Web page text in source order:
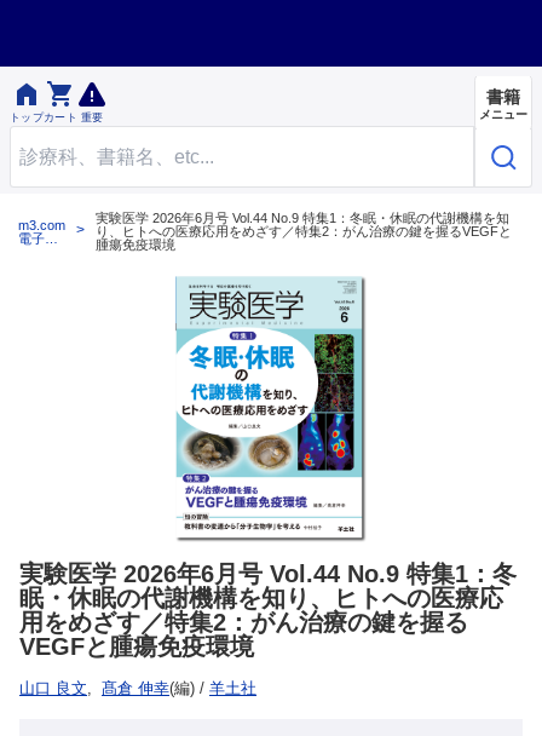

トップ

カート 重要
書籍
メニュー
m3.com
電子書
実験医学 2026年6月号 Vol.44 No.9 特集1：冬眠・休眠の代謝機構を知
り、ヒトへの医療応用をめざす／特集2：がん治療の鍵を握るVEGFと
腫瘍免疫環境
実験医学 2026年6月号 Vol.44 No.9 特集1：冬
眠・休眠の代謝機構を知り、ヒトへの医療応
用をめざす／特集2：がん治療の鍵を握る
VEGFと腫瘍免疫環境
山口 良文, 髙倉 伸幸(編) / 羊土社